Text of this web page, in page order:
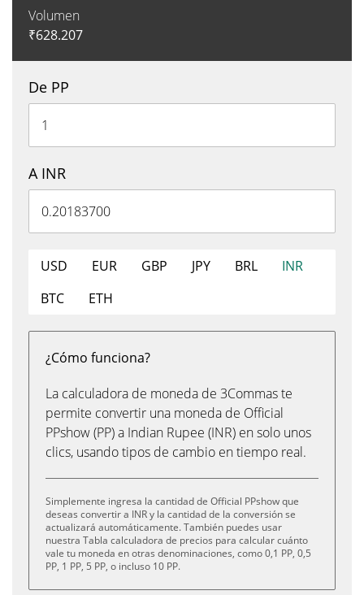
Volumen
₹628.207
De PP
A INR
USD EUR GBP JPY BRL
INR
BTC
ETH
¿Cómo funciona?
La calculadora de moneda de 3Commas te
permite convertir una moneda de Official
PPshow (PP) a Indian Rupee (INR) en solo unos
clics, usando tipos de cambio en tiempo real.
Simplemente ingresa la cantidad de Official PPshow que
deseas convertir a INR y la cantidad de la conversión se
actualizará automáticamente. También puedes usar
nuestra Tabla calculadora de precios para calcular cuánto
vale tu moneda en otras denominaciones, como 0,1 PP, 0,5
PP, 1 PP, 5 PP, o incluso 10 PP.